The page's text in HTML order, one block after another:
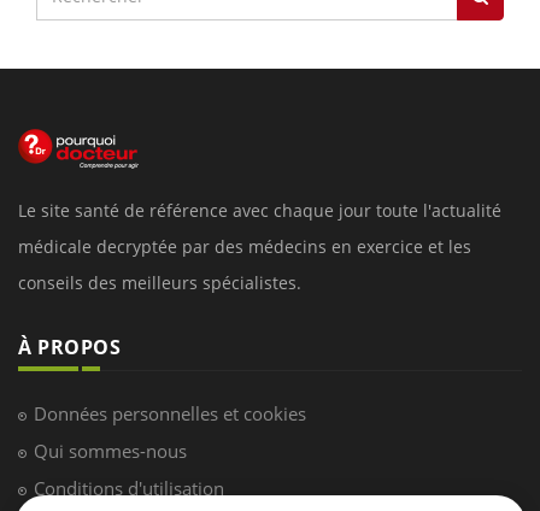
Le site santé de référence avec chaque jour toute l'actualité
médicale decryptée par des médecins en exercice et les
conseils des meilleurs spécialistes.
À PROPOS
Données personnelles et cookies
Qui sommes-nous
Conditions d'utilisation